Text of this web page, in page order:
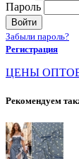
Пароль
Войти
Забыли пароль?
Регистрация
ЦЕНЫ
Рекомендуем